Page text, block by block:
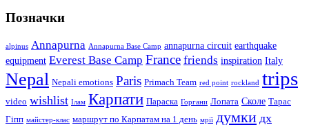
Позначки
alpinus Annapurna Annapurna Base Camp annapurna circuit earthquake
equipment Everest Base Camp France friends inspiration Italy
Nepal Nepali emotions Paris Primach Team red point rockland trips
video wishlist Ілам Карпати Параска Горгани Лопата Сколе Тарас
Гіпп майстер-клас маршрут по Карпатам на 1 день мрії думки дх